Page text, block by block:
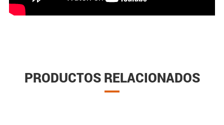
PRODUCTOS RELACIONADOS